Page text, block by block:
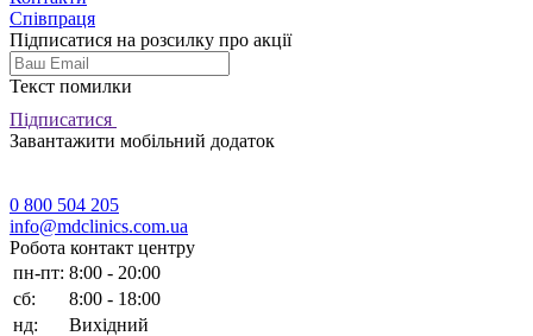
Співпраця
Підписатися на розсилку про акції
Текст помилки
Підписатися
Завантажити мобільний додаток
0 800 504 205
info@mdclinics.com.ua
Робота контакт центру
пн-пт: 8:00 - 20:00
сб:
8:00 - 18:00
нд:
Вихідний